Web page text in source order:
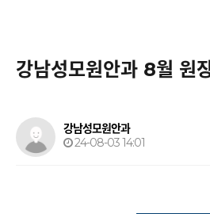
강남성모원안과 8월 원
강남성모원안과
24-08-03 14:01